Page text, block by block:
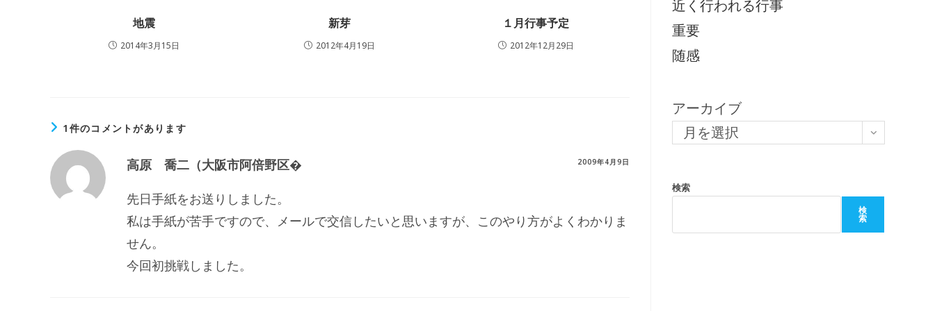
地震
2014年3月15日
新芽
2012年4月19日
１月行事予定
2012年12月29日
1件のコメントがあります
高原 喬二（大阪市阿倍野区� 2009年4月9日
先日手紙をお送りしました。
私は手紙が苦手ですので、メールで交信したいと思いますが、このやり方がよくわかりま
せん。
今回初挑戦しました。
近く行われる行事
重要
随感
アーカイブ
月を選択
検索
検
索